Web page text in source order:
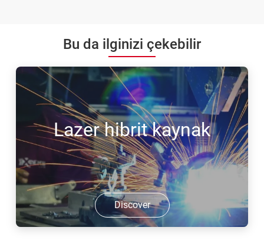
Bu da ilginizi çekebilir
Lazer hibrit kaynak
Discover